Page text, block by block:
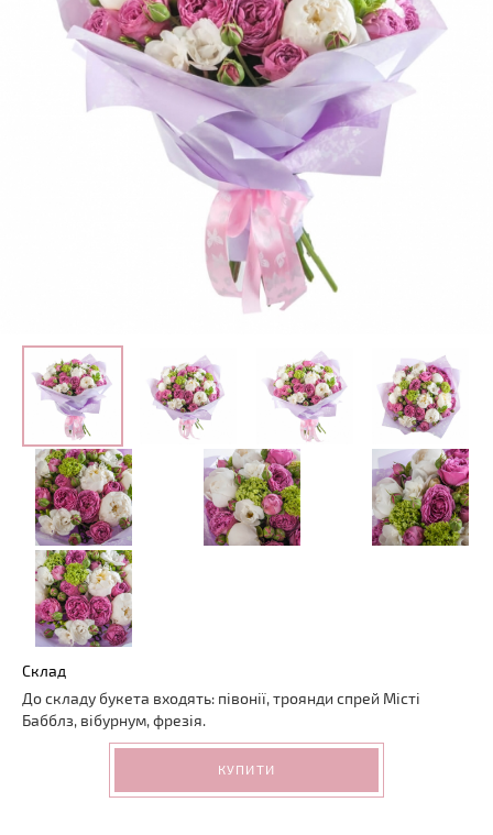
Склад
До складу букета входять: півонії, троянди спрей Місті
Бабблз, вібурнум, фрезія.
КУПИТИ